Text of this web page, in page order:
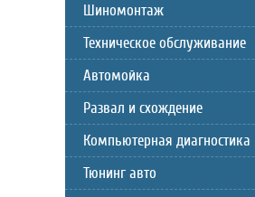
Шиномонтаж
Техническое обслуживание
Автомойка
Развал и схождение
Компьютерная диагностика
Тюнинг авто